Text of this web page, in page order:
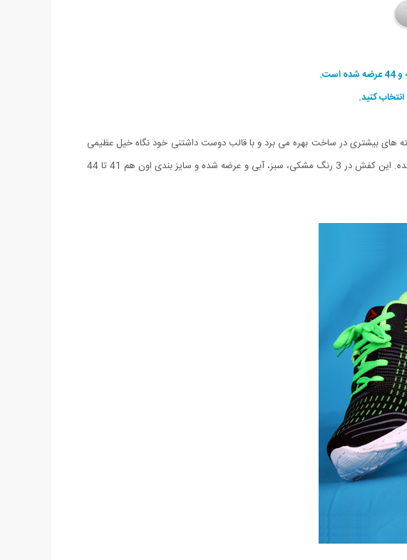
کنید.
بیشتری در ساخت بهره می برد و با قالب دوست داشتنی خود نگاه خیل عظیمی
از دوستداران دنیای کتاتی را به خود جلب کرده. ویژگی بعدی داشتن کفی دوخته شده هستش که باعث استحکام بالاتر کفش شده. این کفش در 3 رنگ مشکی، سبز، آبی و عرضه شده و سایز بندی اون هم 41 تا 44